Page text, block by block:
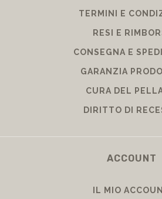
TERMINI E
RESI E
CONSEGNA E
GARANZIA
CURA DEL
DIRITTO DI
ACCOUNT
IL MIO